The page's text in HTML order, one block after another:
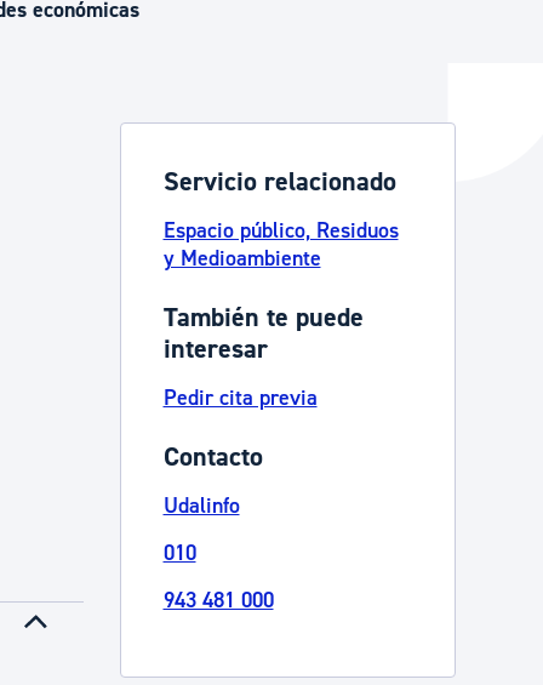
Ayuda a la tramitación
económicas
Servicio relacionado
Espacio público, Residuos
y Medioambiente
También te puede
interesar
Pedir cita previa
Contacto
Udalinfo
010
943 481 000